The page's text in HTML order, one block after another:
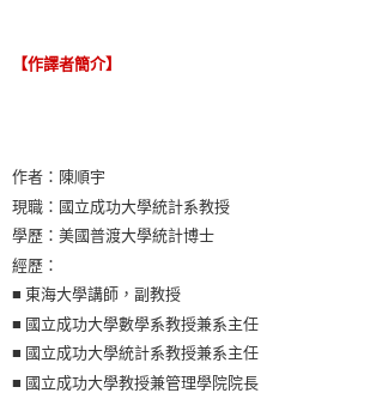
【作譯者簡介】
作者：陳順宇
現職：國立成功大學統計系教授
學歷：美國普渡大學統計博士
經歷：
■ 東海大學講師，副教授
■ 國立成功大學數學系教授兼系主任
■ 國立成功大學統計系教授兼系主任
■ 國立成功大學教授兼管理學院院長